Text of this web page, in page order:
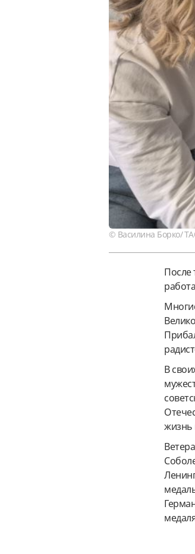
© Василина Борко/
После
В
жизнь